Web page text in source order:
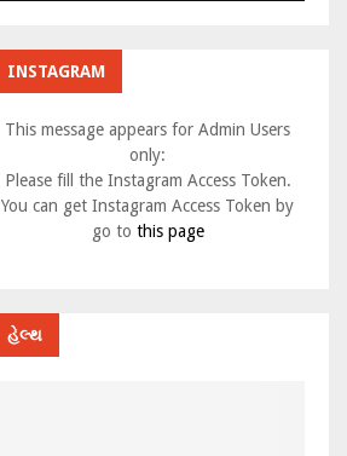
INSTAGRAM
This message appears for Admin Users
only:
Please fill the Instagram Access Token.
You can get Instagram Access Token by
go to this page
હેલ્થ